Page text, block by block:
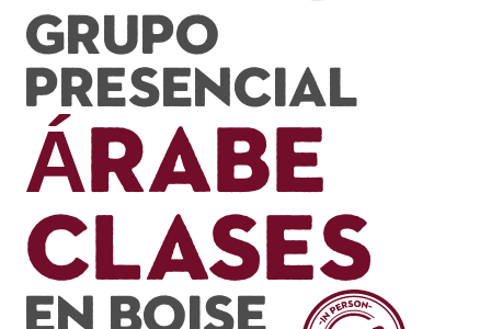
Grupo
presencial
Árabe
Clases
En Boise